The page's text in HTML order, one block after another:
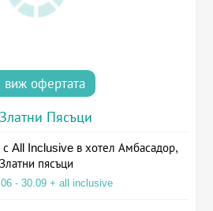
виж офертата
Златни Пясъци
с All Inclusive в хотел Амбасадор,
Златни пясъци
- 30.09 + all inclusive